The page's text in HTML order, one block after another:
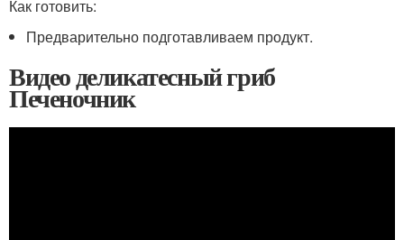
Как готовить:
Предварительно подготавливаем продукт.
Видео деликатесный гриб
Печеночник